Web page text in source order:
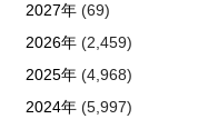
2027年(69)
2026年(2,459)
2025年(4,968)
2024年(5,997)